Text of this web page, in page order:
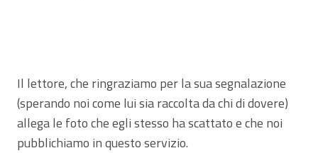
Il lettore, che ringraziamo per la sua segnalazione
(sperando noi come lui sia raccolta da chi di dovere)
allega le foto che egli stesso ha scattato e che noi
pubblichiamo in questo servizio.